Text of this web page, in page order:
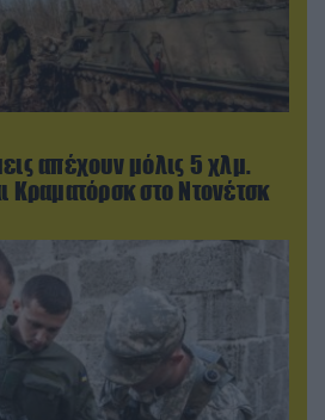
απέχουν μόλις 5 χλμ.
Κραματόρσκ στο Ντονέτσκ